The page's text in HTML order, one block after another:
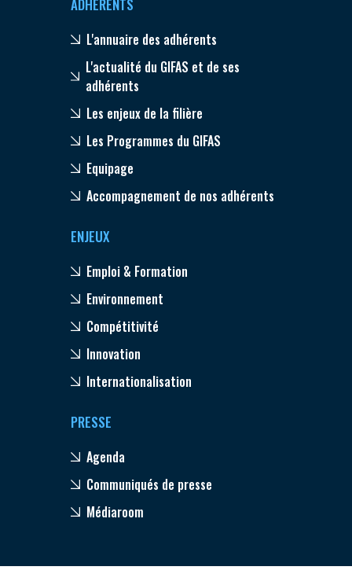
ADHÉRENTS
L'annuaire des adhérents
L'actualité du GIFAS et de ses
adhérents
Les enjeux de la filière
Les Programmes du GIFAS
Equipage
Accompagnement de nos adhérents
ENJEUX
Emploi & Formation
Environnement
Compétitivité
Innovation
Internationalisation
PRESSE
Agenda
Communiqués de presse
Médiaroom